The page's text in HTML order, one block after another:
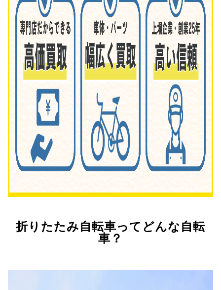
折りたたみ自転車ってどんな自転
車？